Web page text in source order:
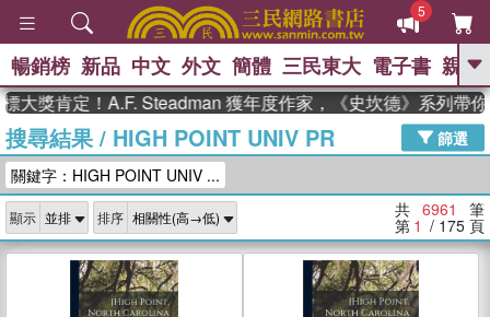
5
GO
熱搜： 東野圭吾 、 The Odyssey 、
父親節 、 如果歷史是一群喵 、 暑期
推薦
念華 、 台灣的李登輝時代 、 數學女
孩：黎曼猜想
偉大的迷走神經
暢銷榜 新品 中文 外文 簡體 三民東大 電子書 親子
定！A.F. Steadman 獲年度作家，《史坎德》系列帶你踏上
搜尋結果/ HIGH POINT UNIV PR
篩選
關鍵字：HIGH POINT UNIV ...
顯示 排序 共 6961 筆
第 1 / 175 頁